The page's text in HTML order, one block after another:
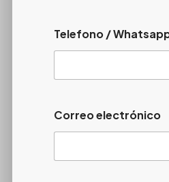
Telefono /
Correo electrónico